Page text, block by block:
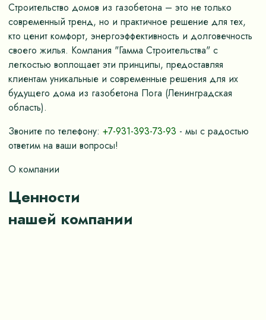
Строительство домов из газобетона – это не только
современный тренд, но и практичное решение для тех,
кто ценит комфорт, энергоэффективность и долговечность
своего жилья. Компания "Гамма Строительства" с
легкостью воплощает эти принципы, предоставляя
клиентам уникальные и современные решения для их
будущего дома из газобетона Пога (Ленинградская
область).
Звоните по телефону: +7-931-393-73-93 - мы с радостью
ответим на ваши вопросы!
О компании
Ценности
нашей компании